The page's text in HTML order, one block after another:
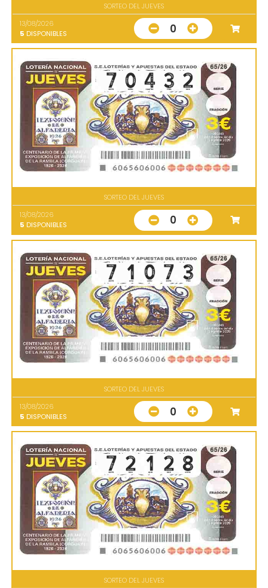
SORTEO DEL JUEVES
13/08/2026
5 DISPONIBLES 0
SORTEO DEL JUEVES
13/08/2026
5 DISPONIBLES 0
SORTEO DEL JUEVES
13/08/2026
5 DISPONIBLES 0
SORTEO DEL JUEVES